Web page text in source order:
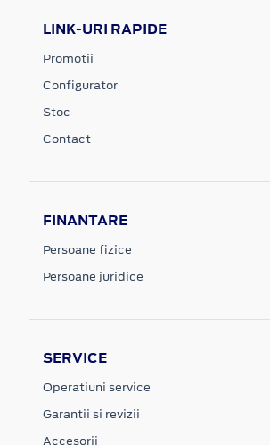
LINK-URI RAPIDE
Promotii
Configurator
Stoc
Contact
FINANTARE
Persoane fizice
Persoane juridice
SERVICE
Operatiuni service
Garantii si revizii
Accesorii